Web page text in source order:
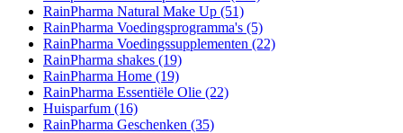
RainPharma Natural Make Up (51)
RainPharma Voedingsprogramma's (5)
RainPharma Voedingssupplementen (22)
RainPharma shakes (19)
RainPharma Home (19)
RainPharma Essentiële Olie (22)
Huisparfum (16)
RainPharma Geschenken (35)